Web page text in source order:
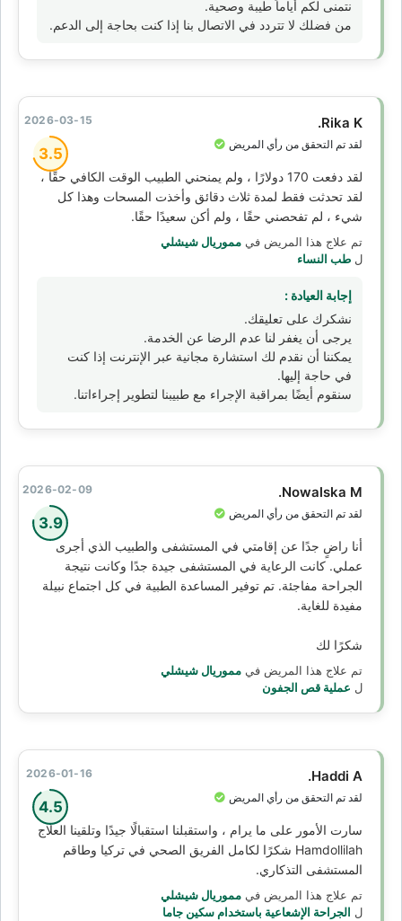
نتمنى لكم أياماً طيبة وصحية.
من فضلك لا تتردد في الاتصال بنا إذا كنت بحاجة إلى الدعم.
3.5
Rika K.
لقد تم التحقق من رأي المريض
2026-03-15
لقد دفعت 170 دولارًا ، ولم يمنحني الطبيب الوقت الكافي حقًا ،
لقد تحدثت فقط لمدة ثلاث دقائق وأخذت المسحات وهذا كل
شيء ، لم تفحصني حقًا ، ولم أكن سعيدًا حقًا.
تم علاج هذا المريض في مموريال شيشلي
ل طب النساء
إجابة العيادة :
نشكرك على تعليقك.
يرجى أن يغفر لنا عدم الرضا عن الخدمة.
يمكننا أن نقدم لك استشارة مجانية عبر الإنترنت إذا كنت
في حاجة إليها.
سنقوم أيضًا بمراقبة الإجراء مع طبيبنا لتطوير إجراءاتنا.
3.9
Nowalska M.
لقد تم التحقق من رأي المريض
2026-02-09
أنا راضٍ جدًا عن إقامتي في المستشفى والطبيب الذي أجرى
عملي. كانت الرعاية في المستشفى جيدة جدًا وكانت نتيجة
الجراحة مفاجئة. تم توفير المساعدة الطبية في كل اجتماع نبيلة
مفيدة للغاية.
شكرًا لك
تم علاج هذا المريض في مموريال شيشلي
ل عملية قص الجفون
4.5
Haddi A.
لقد تم التحقق من رأي المريض
2026-01-16
سارت الأمور على ما يرام ، واستقبلنا استقبالًا جيدًا وتلقينا العلاج
Hamdollilah شكرًا لكامل الفريق الصحي في تركيا وطاقم
المستشفى التذكاري.
تم علاج هذا المريض في مموريال شيشلي
ل الجراحة الإشعاعية باستخدام سكين جاما